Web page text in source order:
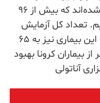
ویروس کرونا 261 هزار و 989 نفر شناسایی شده‌اند که بیش از 96
تعداد کل آزمایش
کرونا به 443 هزار و 626 و شمار مبتلایان به این بیماری نیز به 65
نفر رسید. تاکنون 4 هزار و 799 نفر از بیماران کرونا بهبود
آناتولی